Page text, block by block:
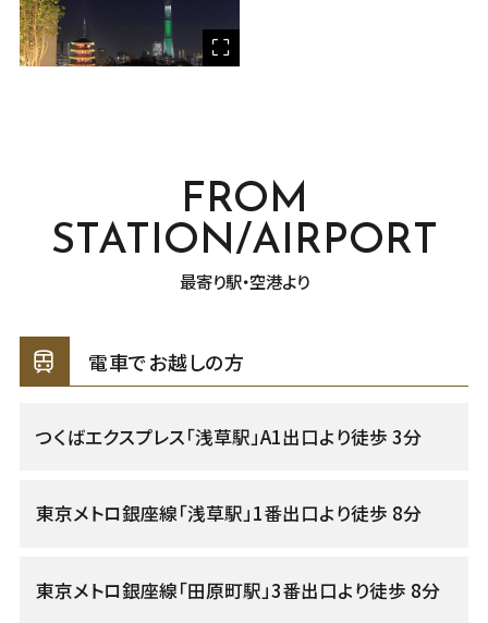
FROM
STATION/AIRPORT
最寄り駅・空港より
電車でお越しの方
つくばエクスプレス「浅草駅」A1出口より徒歩 3分
東京メトロ銀座線「浅草駅」1番出口より徒歩 8分
東京メトロ銀座線「田原町駅」3番出口より徒歩 8分